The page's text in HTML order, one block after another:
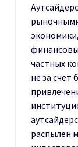
частных
не за счет
распылен